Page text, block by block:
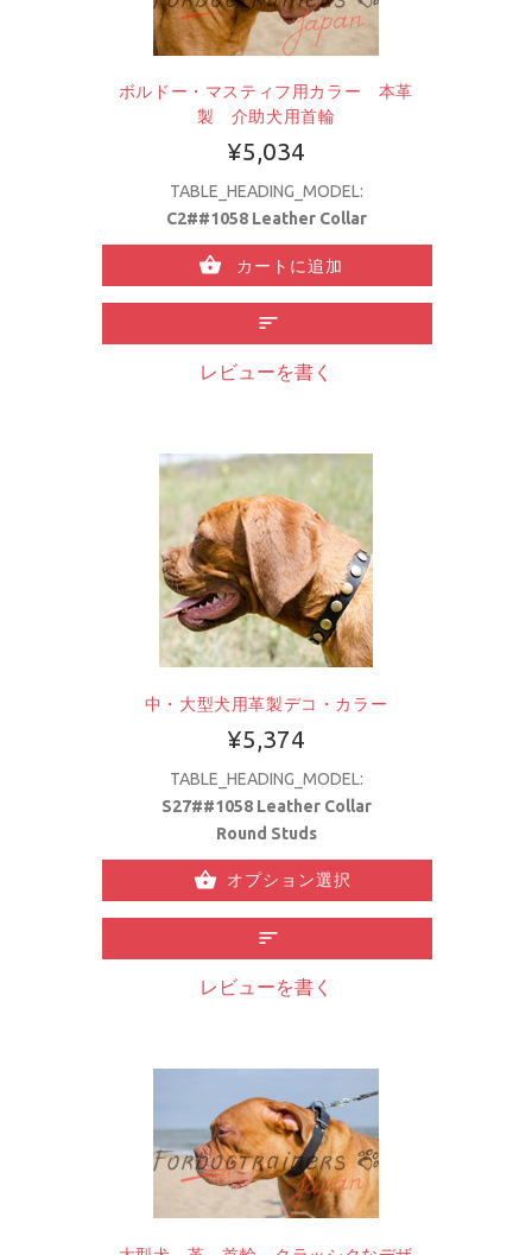
ボルドー・マスティフ用カラー 本革
製 介助犬用首輪
¥5,034
TABLE_HEADING_MODEL:
C2##1058 Leather Collar
カートに追加
レビューを書く
中・大型犬用革製デコ・カラー
¥5,374
TABLE_HEADING_MODEL:
S27##1058 Leather Collar
Round Studs
オプション選択
レビューを書く